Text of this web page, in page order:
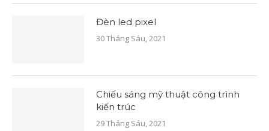
Đèn led pixel
30 Tháng Sáu, 2021
Chiếu sáng mỹ thuật công trình
kiến trúc
29 Tháng Sáu, 2021